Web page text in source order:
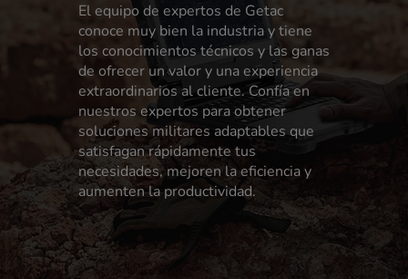
El equipo de expertos de Getac
conoce muy bien la industria y tiene
los conocimientos técnicos y las ganas
de ofrecer un valor y una experiencia
extraordinarios al cliente. Confía en
nuestros expertos para obtener
soluciones militares adaptables que
satisfagan rápidamente tus
necesidades, mejoren la eficiencia y
aumenten la productividad.